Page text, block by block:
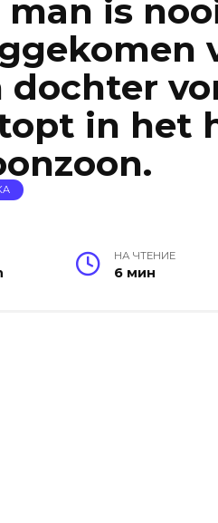
man is
dochter
in het
НА ЧТЕНИЕ
6 мин